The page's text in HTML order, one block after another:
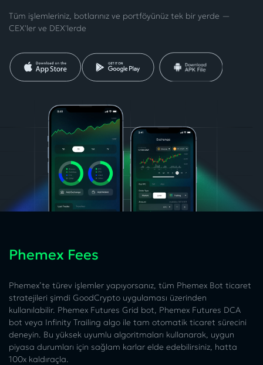
Tüm işlemleriniz, botlarınız ve portföyünüz tek bir yerde —
CEX'ler ve DEX'lerde
Phemex Fees
Phemex’te türev işlemler yapıyorsanız, tüm Phemex Bot ticaret
stratejileri şimdi GoodCrypto uygulaması üzerinden
kullanılabilir. Phemex Futures Grid bot, Phemex Futures DCA
bot veya Infinity Trailing algo ile tam otomatik ticaret sürecini
deneyin. Bu yüksek uyumlu algoritmaları kullanarak, uygun
piyasa durumları için sağlam karlar elde edebilirsiniz, hatta
100x kaldıraçla.